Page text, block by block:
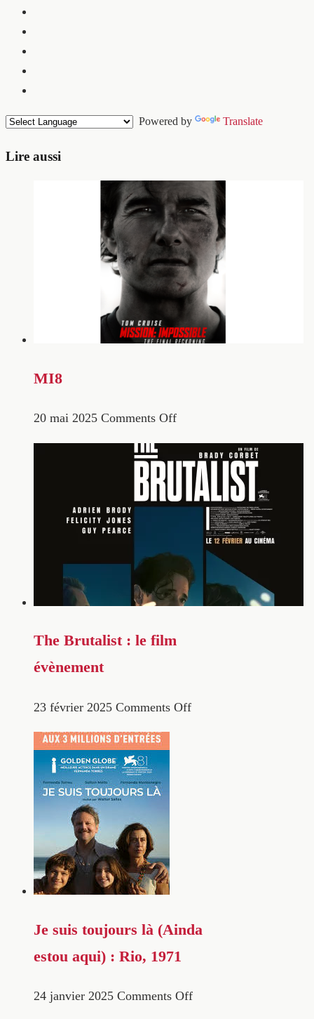
Powered by Translate
Lire aussi
MI8
20 mai 2025 Comments Off
The Brutalist : le film
évènement
23 février 2025 Comments Off
Je suis toujours là (Ainda
estou aqui) : Rio, 1971
24 janvier 2025 Comments Off